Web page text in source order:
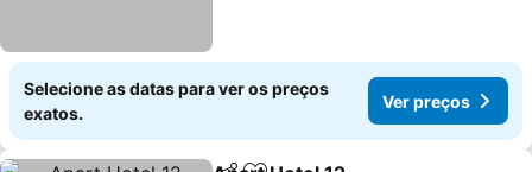
Selecione as datas para ver os preços
exatos.
Ver preços